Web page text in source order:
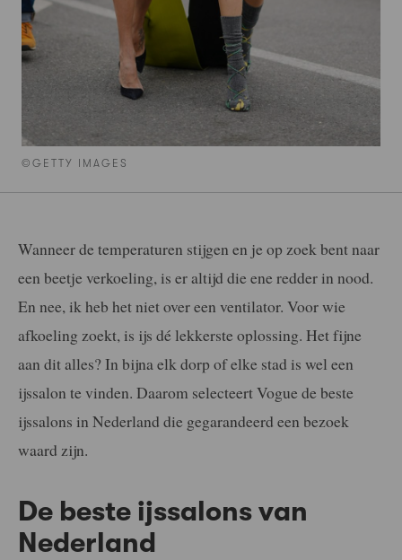
©GETTY IMAGES
Wanneer de temperaturen stijgen en je op zoek bent naar
een beetje verkoeling, is er altijd die ene redder in nood.
En nee, ik heb het niet over een ventilator. Voor wie
afkoeling zoekt, is ijs dé lekkerste oplossing. Het fijne
aan dit alles? In bijna elk dorp of elke stad is wel een
ijssalon te vinden. Daarom selecteert Vogue de beste
ijssalons in Nederland die gegarandeerd een bezoek
waard zijn.
De beste ijssalons van
Nederland